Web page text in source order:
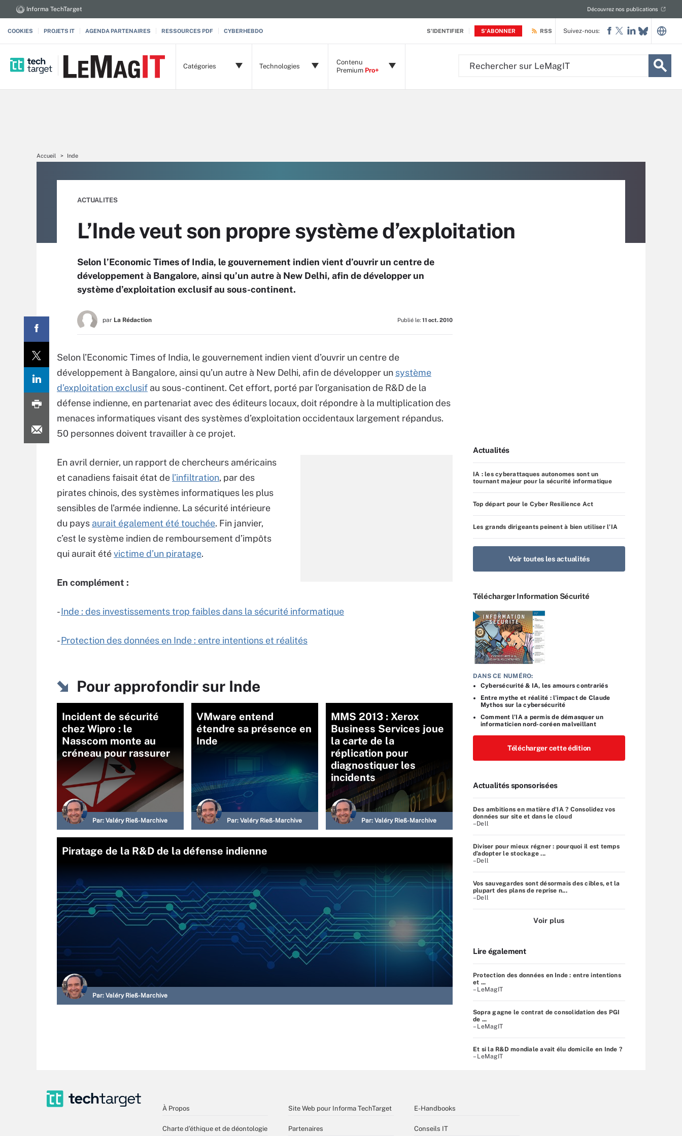
S'IDENTIFIER S'ABONNER
Informa TechTarget Découvrez nos publications
COOKIES PROJETS IT AGENDA PARTENAIRES RESSOURCES PDF CYBERHEBDO RSS
Catégories Technologies
Contenu
Premium Pro+
Suivez-nous:
Accueil Inde
ACTUALITES
L’Inde veut son propre système d’exploitation
Selon l’Economic Times of India, le gouvernement indien vient d’ouvrir un centre de
développement à Bangalore, ainsi qu’un autre à New Delhi, afin de développer un
système d’exploitation exclusif au sous-continent.
par La Rédaction Publié le: 11 oct. 2010
Selon l’Economic Times of India, le gouvernement indien vient d’ouvrir un centre de
développement à Bangalore, ainsi qu’un autre à New Delhi, afin de développer un système
d’exploitation exclusif au sous-continent. Cet effort, porté par l’organisation de R&D de la
défense indienne, en partenariat avec des éditeurs locaux, doit répondre à la multiplication des
menaces informatiques visant des systèmes d’exploitation occidentaux largement répandus.
50 personnes doivent travailler à ce projet.
En avril dernier, un rapport de chercheurs américains
et canadiens faisait état de l’infiltration, par des
pirates chinois, des systèmes informatiques les plus
sensibles de l’armée indienne. La sécurité intérieure
du pays aurait également été touchée. Fin janvier,
c’est le système indien de remboursement d’impôts
qui aurait étévictime d’un piratage.
En complément :
-Inde : des investissements trop faibles dans la sécurité informatique
-Protection des données en Inde : entre intentions et réalités
Pour approfondir sur Inde
Incident de sécurité
chez Wipro : le
Nasscom monte au
créneau pour rassurer
Par: Valéry Rieß-Marchive
VMware entend
étendre sa présence en
Inde
Par: Valéry Rieß-Marchive
MMS 2013 : Xerox
Business Services joue
la carte de la
réplication pour
diagnostiquer les
incidents
Par: Valéry Rieß-Marchive
Piratage de la R&D de la défense indienne
Par: Valéry Rieß-Marchive
Actualités
IA : les cyberattaques autonomes sont un
tournant majeur pour la sécurité informatique
Top départ pour le Cyber Resilience Act
Les grands dirigeants peinent à bien utiliser l’IA
Voir toutes les actualités
Télécharger Information Sécurité
DANS CE NUMÉRO:
Cybersécurité & IA, les amours contrariés
Entre mythe et réalité : l’impact de Claude
Mythos sur la cybersécurité
Comment l’IA a permis de démasquer un
informaticien nord-coréen malveillant
Télécharger cette édition
Actualités sponsorisées
Des ambitions en matière d'IA ? Consolidez vos
données sur site et dans le cloud
–Dell
Diviser pour mieux régner : pourquoi il est temps
d’adopter le stockage ...
–Dell
Vos sauvegardes sont désormais des cibles, et la
plupart des plans de reprise n...
–Dell
Voir plus
Lire également
Protection des données en Inde : entre intentions
et ...
– LeMagIT
Sopra gagne le contrat de consolidation des PGI
de ...
– LeMagIT
Et si la R&D mondiale avait élu domicile en Inde ?
– LeMagIT
À Propos
Charte d’éthique et de déontologie
Site Web pour Informa TechTarget
Partenaires
E-Handbooks
Conseils IT